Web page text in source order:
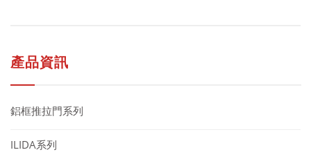
產品資訊
鋁框推拉門系列
ILIDA系列